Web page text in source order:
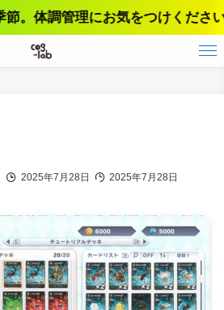
調管理にお気をつけください。
2025年7月28日 2025年7月28日